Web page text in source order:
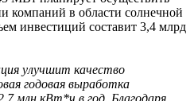
компаний в области солнечной
инвестиций составит 3,4 млрд
улучшит качество
годовая выработка